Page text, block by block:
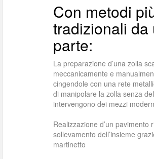
Con metodi
tradizionali da
parte:
La preparazione d’una zolla
meccanicamente e
cingendole con una rete
di manipolare la zolla senza
intervengono dei mezzi
Realizzazione d’un pavimento
sollevamento dell’insieme
martinetto